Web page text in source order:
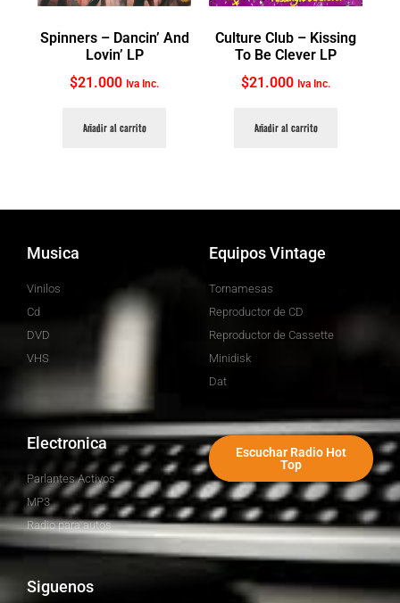
Spinners ‎– Dancin’ And
Lovin’ LP
$21.000 Iva Inc.
Añadir al carrito
Culture Club ‎– Kissing
To Be Clever LP
$21.000 Iva Inc.
Añadir al carrito
Musica
Vinilos
Cd
DVD
VHS
Equipos Vintage
Tornamesas
Reproductor de CD
Reproductor de Cassette
Minidisk
Dat
Electronica
Parlantes Activos
MP3
Radio para autos
Escuchar Radio Hot
Top
Siguenos